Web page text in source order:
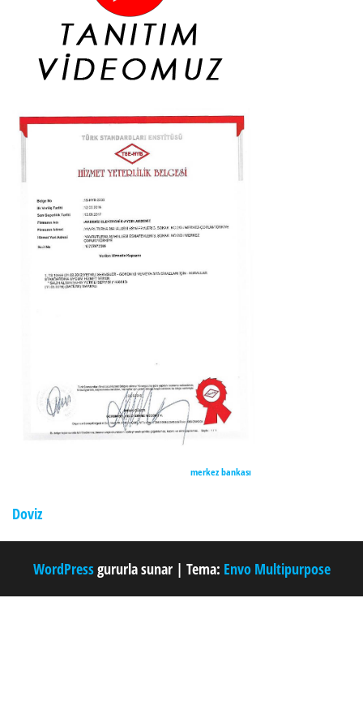
merkez bankası
Doviz
WordPressgururla sunar | Tema: Envo Multipurpose